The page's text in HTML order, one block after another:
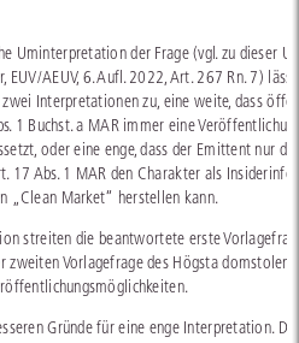
Uminterpretation der Frage (vgl. zu dieser
EUV/AEUV, 6. Aufl. 2022, Art. 267 Rn. 7)
Interpretationen zu, eine weite, dass
1 Buchst. a MAR immer eine
oder eine enge, dass der Emittent nur
17 Abs. 1 MAR den Charakter als
„Clean Market“ herstellen kann.
streiten die beantwortete erste
zweiten Vorlagefrage des Högsta domstolen
Gründe für eine enge Interpretation.